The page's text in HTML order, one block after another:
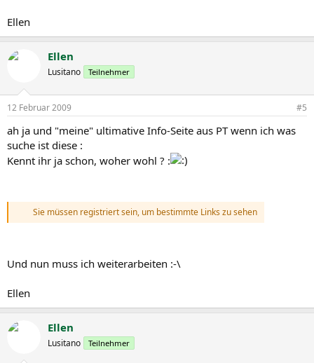
Ellen
Ellen
Lusitano Teilnehmer
12 Februar 2009 #5
ah ja und "meine" ultimative Info-Seite aus PT wenn ich was
suche ist diese :
Kennt ihr ja schon, woher wohl ? :
Sie müssen registriert sein, um bestimmte Links zu sehen
Und nun muss ich weiterarbeiten :-\
Ellen
Ellen
Lusitano Teilnehmer